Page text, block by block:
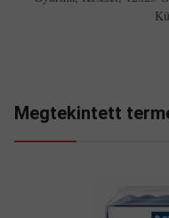
Megtekintett